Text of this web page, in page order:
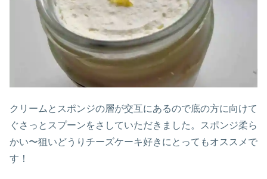
クリームとスポンジの層が交互にあるので底の方に向けて
ぐさっとスプーンをさしていただきました。スポンジ柔ら
かい〜狙いどうりチーズケーキ好きにとってもオススメで
す！